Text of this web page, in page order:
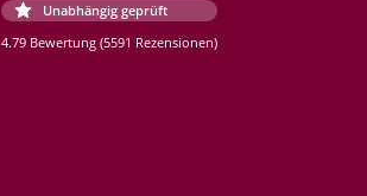
Unabhängig geprüft
4.79 Bewertung (5591 Rezensionen)